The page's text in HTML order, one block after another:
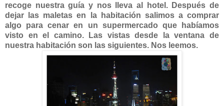
recoge nuestra guía y nos lleva al hotel. Después de
dejar las maletas en la habitación salimos a comprar
algo para cenar en un supermercado que habíamos
visto en el camino. Las vistas desde la ventana de
nuestra habitación son las siguientes. Nos leemos.